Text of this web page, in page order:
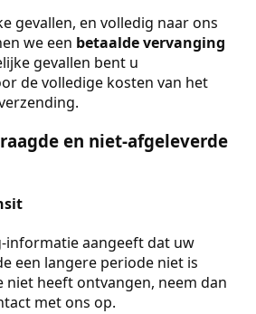
gevallen, en volledig naar ons
we een betaalde vervanging
gevallen bent u
de volledige kosten van het
en niet-afgeleverde
informatie aangeeft dat uw
een langere periode niet is
niet heeft ontvangen, neem dan
met ons op.